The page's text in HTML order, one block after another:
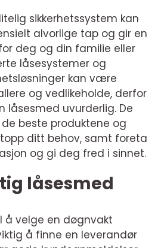
sikkerhetssystem kan
alvorlige tap og gir en
deg og din familie eller
låsesystemer og
kan være
og vedlikeholde, derfor
låsesmed uvurderlig. De
beste produktene og
ditt behov, samt foreta
og gi deg fred i sinnet.
låsesmed
å velge en døgnvakt
å finne en leverandør